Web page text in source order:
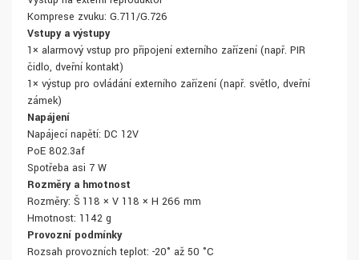
Komprese zvuku: G.711/G.726
Vstupy a výstupy
1× alarmový vstup pro připojení externího zařízení (např. PIR
čidlo, dveřní kontakt)
1× výstup pro ovládání externího zařízení (např. světlo, dveřní
zámek)
Napájení
Napájecí napětí: DC 12V
PoE 802.3af
Spotřeba asi 7 W
Rozměry a hmotnost
Rozměry: Š 118 × V 118 × H 266 mm
Hmotnost: 1142 g
Provozní podmínky
Rozsah provozních teplot: -20° až 50 °C